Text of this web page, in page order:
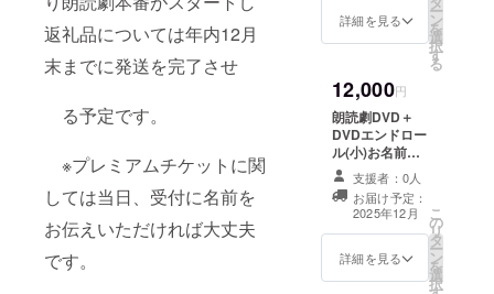
返礼品については年内12月
末までに発送を完了させ
る予定です。
※プレミアムチケットに関
しては当日、受付に名前を
お伝えいただければ大丈夫
です。
息をは
て〜、
「とぉ
ー
ふー」
ズ等はエンド
フォントサイズ
22～30を想定 ・
注意事項：支援
時、必ず備考欄
に掲載を希望さ
れるお名前をご
記入ください
：ロ
ゴなどの画像の
受け渡しについ
てはプロジェク
ト終了後にお送
詳細を見る ー
ン
を
選
択
す
る
12,000円
朗読劇DVD＋
DVDエンドロー
ル(小)お名前記
載！ ・掲載方
法：フォントサ
イズ11～15を想
定 ・注意事項：
支援時、必ず備
考欄に掲載を希
支援者：0人
お届け予定：
2025年12月
詳細を見る
こ
の
リ
タ
ー
ン
を
選
択